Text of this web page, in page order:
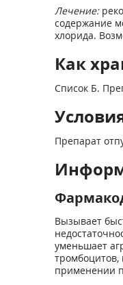
Лечение:
содержание
хлорида.
Как
Список Б.
Препарат
Вызывает
уменьшает
применении